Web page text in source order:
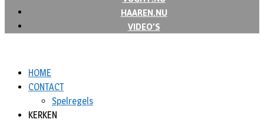
HAAREN.NU
VIDEO’S
HOME
CONTACT
Spelregels
KERKEN